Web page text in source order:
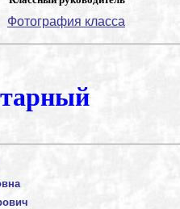
Фотография класса